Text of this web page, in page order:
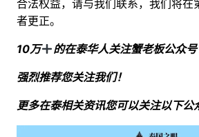
合法权益，请与我们联系，我们将在
者更正。
10万 的在泰华人关注蟹老板公众号
强烈推荐您关注我们！
更多在泰相关资讯您可以关注以下公